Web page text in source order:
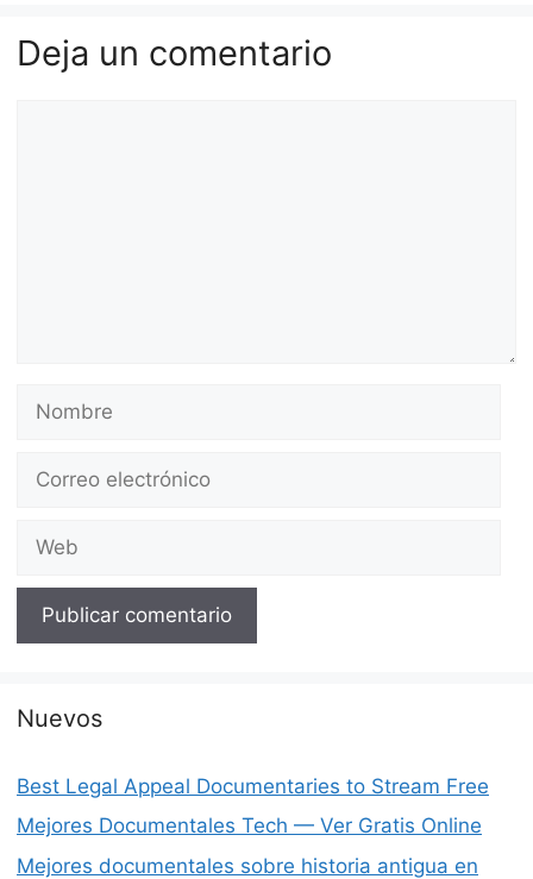
Deja un comentario
electrónico
Nuevos
Best Legal Appeal Documentaries to Stream Free
Mejores Documentales Tech — Ver Gratis Online
Mejores documentales sobre historia antigua en